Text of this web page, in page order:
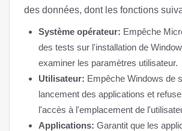
des données, dont les fonctions
Système opérateur: Empêche
des tests sur l'installation de
examiner les paramètres utilisateur.
Utilisateur: Empêche Windows de
lancement des applications et
l'accès à l'emplacement de
Applications: Garantit que les